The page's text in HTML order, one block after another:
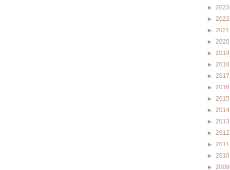
► 2023
► 2022
► 2021
► 2020
► 2019
► 2018
► 2017
► 2016
► 2015
► 2014
► 2013
► 2012
► 2011
► 2010
► 2009